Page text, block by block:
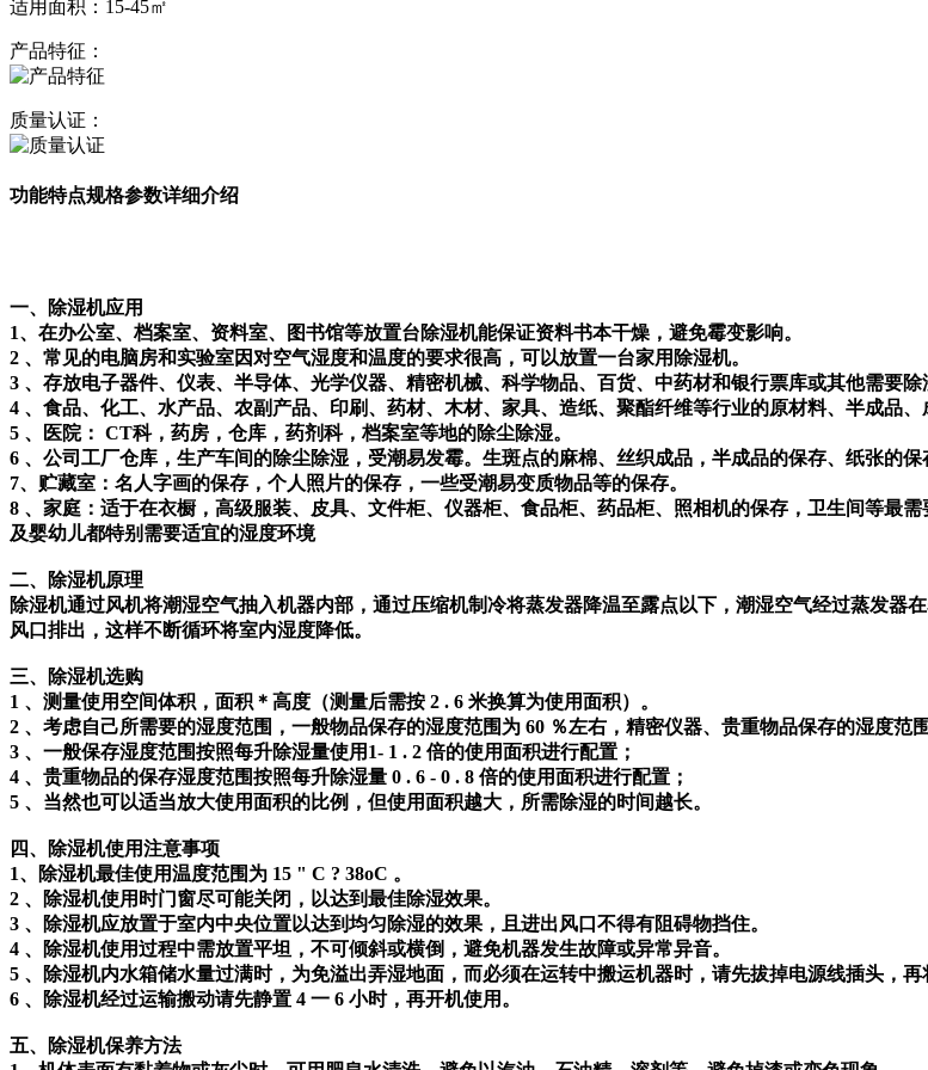
适用面积：15-45㎡
产品特征：
质量认证：
功能特点规格参数详细介绍
一、除湿机应用
1、在办公室、档案室、资料室、图书馆等放置台除湿机能保证资料书本干燥，避免霉变影响。
2 、常见的电脑房和实验室因对空气湿度和温度的要求很高，可以放置一台家用除湿机。
3 、存放电子器件、仪表、半导体、光学仪器、精密机械、科学物品、百货、中药材和银行票库或其他需要除
4 、食品、化工、水产品、农副产品、印刷、药材、木材、家具、造纸、聚酯纤维等行业的原材料、半成品、
5 、医院： CT科，药房，仓库，药剂科，档案室等地的除尘除湿。
6 、公司工厂仓库，生产车间的除尘除湿，受潮易发霉。生斑点的麻棉、丝织成品，半成品的保存、纸张的
7、贮藏室：名人字画的保存，个人照片的保存，一些受潮易变质物品等的保存。
8 、家庭：适于在衣橱，高级服装、皮具、文件柜、仪器柜、食品柜、药品柜、照相机的保存，卫生间等最
及婴幼儿都特别需要适宜的湿度环境
二、除湿机原理
除湿机通过风机将潮湿空气抽入机器内部，通过压缩机制冷将蒸发器降温至露点以下，潮湿空气经过蒸发
风口排出，这样不断循环将室内湿度降低。
三、除湿机选购
1 、测量使用空间体积，面积＊高度（测量后需按 2 . 6 米换算为使用面积）。
2 、考虑自己所需要的湿度范围，一般物品保存的湿度范围为 60 ％左右，精密仪器、贵重物品保存的湿度范围
3 、一般保存湿度范围按照每升除湿量使用1- 1 . 2 倍的使用面积进行配置；
4 、贵重物品的保存湿度范围按照每升除湿量 0 . 6 - 0 . 8 倍的使用面积进行配置；
5 、当然也可以适当放大使用面积的比例，但使用面积越大，所需除湿的时间越长。
四、除湿机使用注意事项
1、除湿机最佳使用温度范围为 15 " C ? 38oC 。
2 、除湿机使用时门窗尽可能关闭，以达到最佳除湿效果。
3 、除湿机应放置于室内中央位置以达到均匀除湿的效果，且进出风口不得有阻碍物挡住。
4 、除湿机使用过程中需放置平坦，不可倾斜或横倒，避免机器发生故障或异常异音。
5 、除湿机内水箱储水量过满时，为免溢出弄湿地面，而必须在运转中搬运机器时，请先拔掉电源线插头，再
6 、除湿机经过运输搬动请先静置 4 一 6 小时，再开机使用。
五、除湿机保养方法